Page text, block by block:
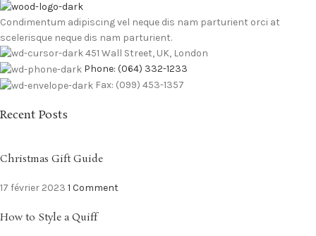
Condimentum adipiscing vel neque dis nam parturient orci at
scelerisque neque dis nam parturient.
451 Wall Street, UK, London
Phone: (064) 332-1233
Fax: (099) 453-1357
Recent Posts
Christmas Gift Guide
17 février 2023 1 Comment
How to Style a Quiff